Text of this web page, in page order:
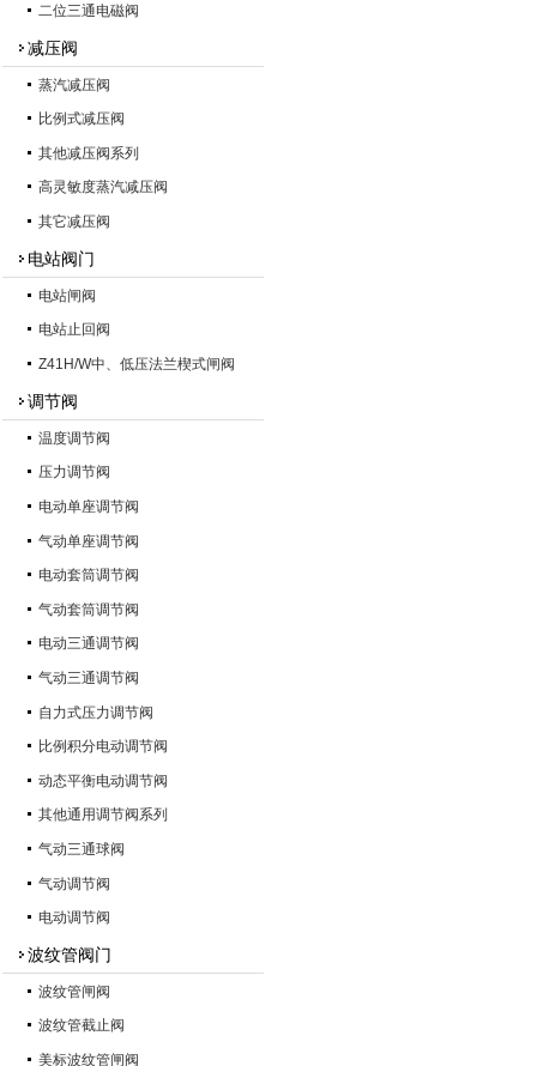
二位三通电磁阀
减压阀
蒸汽减压阀
比例式减压阀
其他减压阀系列
高灵敏度蒸汽减压阀
其它减压阀
电站阀门
电站闸阀
电站止回阀
Z41H/W中、低压法兰楔式闸阀
调节阀
温度调节阀
压力调节阀
电动单座调节阀
气动单座调节阀
电动套筒调节阀
气动套筒调节阀
电动三通调节阀
气动三通调节阀
自力式压力调节阀
比例积分电动调节阀
动态平衡电动调节阀
其他通用调节阀系列
气动三通球阀
气动调节阀
电动调节阀
波纹管阀门
波纹管闸阀
波纹管截止阀
美标波纹管闸阀